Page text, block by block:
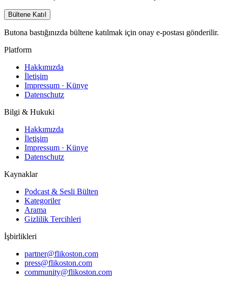
Bültene Katıl
Butona bastığınızda bültene katılmak için onay e-postası gönderilir.
Platform
Hakkımızda
İletişim
Impressum · Künye
Datenschutz
Bilgi & Hukuki
Hakkımızda
İletişim
Impressum · Künye
Datenschutz
Kaynaklar
Podcast & Sesli Bülten
Kategoriler
Arama
Gizlilik Tercihleri
İşbirlikleri
partner@flikoston.com
press@flikoston.com
community@flikoston.com